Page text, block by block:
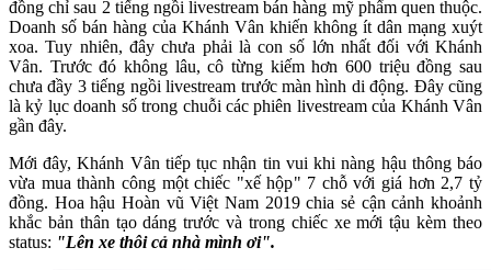
đồng chỉ sau 2 tiếng ngồi livestream bán hàng mỹ phẩm quen thuộc.
Doanh số bán hàng của Khánh Vân khiến không ít dân mạng xuýt
xoa. Tuy nhiên, đây chưa phải là con số lớn nhất đối với Khánh
Vân. Trước đó không lâu, cô từng kiếm hơn 600 triệu đồng sau
chưa đầy 3 tiếng ngồi livestream trước màn hình di động. Đây cũng
là kỷ lục doanh số trong chuỗi các phiên livestream của Khánh Vân
gần đây.
Mới đây, Khánh Vân tiếp tục nhận tin vui khi nàng hậu thông báo
vừa mua thành công một chiếc "xế hộp" 7 chỗ với giá hơn 2,7 tỷ
đồng. Hoa hậu Hoàn vũ Việt Nam 2019 chia sẻ cận cảnh khoảnh
khắc bản thân tạo dáng trước và trong chiếc xe mới tậu kèm theo
status: "Lên xe thôi cả nhà mình ơi".